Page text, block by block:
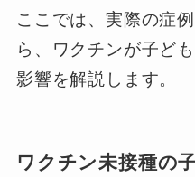
ここでは、実際の症
ら、ワクチンが子ど
影響を解説します。
ワクチン未接種の